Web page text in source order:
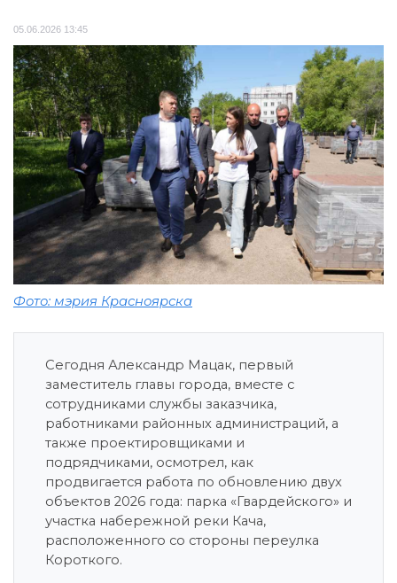
05.06.2026 13:45
Фото: мэрия Красноярска
Сегодня Александр Мацак, первый
заместитель главы города, вместе с
сотрудниками службы заказчика,
работниками районных администраций, а
также проектировщиками и
подрядчиками, осмотрел, как
продвигается работа по обновлению двух
объектов 2026 года: парка «Гвардейского» и
участка набережной реки Кача,
расположенного со стороны переулка
Короткого.